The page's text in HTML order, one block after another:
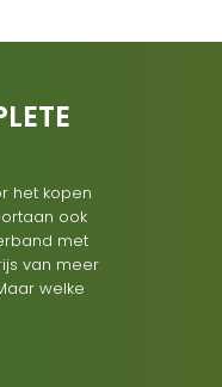
het kopen
ook
met
van meer
welke